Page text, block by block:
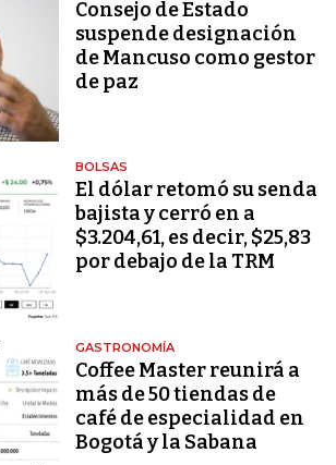
Consejo de Estado
suspende designación
de Mancuso como gestor
de paz
BOLSAS
El dólar retomó su senda
bajista y cerró en a
$3.204,61, es decir, $25,83
por debajo de la TRM
GASTRONOMÍA
Coffee Master reunirá a
más de 50 tiendas de
café de especialidad en
Bogotá y la Sabana